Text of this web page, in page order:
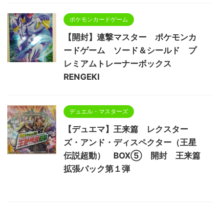
ポケモンカードゲーム
【開封】連撃マスター ポケモンカ
ードゲーム ソード＆シールド プ
レミアムトレーナーボックス
RENGEKI
デュエル・マスターズ
【デュエマ】王来篇 レクスター
ズ・アンド・ディスペクター（王星
伝説超動） BOX⑤ 開封 王来篇
拡張パック第１弾